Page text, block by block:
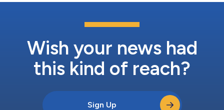
Wish your news had
this kind of reach?
Sign Up